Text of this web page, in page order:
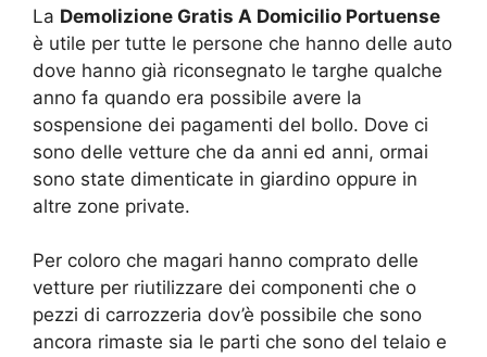
La Demolizione Gratis A Domicilio Portuense
è utile per tutte le persone che hanno delle auto
dove hanno già riconsegnato le targhe qualche
anno fa quando era possibile avere la
sospensione dei pagamenti del bollo. Dove ci
sono delle vetture che da anni ed anni, ormai
sono state dimenticate in giardino oppure in
altre zone private.
Per coloro che magari hanno comprato delle
vetture per riutilizzare dei componenti che o
pezzi di carrozzeria dov’è possibile che sono
ancora rimaste sia le parti che sono del telaio e